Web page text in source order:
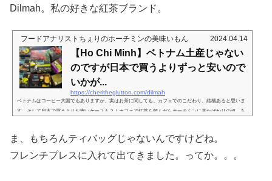
Dilmah。私の好きな紅茶ブランド。
フードアナリストちぇりのホーチミンの美味いもん 2024.04.14
【Ho Chi Minh】ベトナム土産じゃない
のですが日本で買うよりずっと安いので
いかが...
https://cheritheglutton.com/dilmah
ベトナムはコーヒー大国でもありますが、実はお茶に関しても、カフェでのこだわり、結構あると思いま
す。そして日本で買うよりお安いケースも？！カフェで紅茶を頼んだらホーチミンに来たばかりの頃。あ
まあ味も刺激も強い飲み物なので、疲れてきたら紅茶をオーダーしてたのです。その際に。。。「茶葉は
何にされますか？」と、多く...
ま、もちろんティバッグじゃないんですけどね。
フレンチプレスに入れて出てきました。ってか。。。